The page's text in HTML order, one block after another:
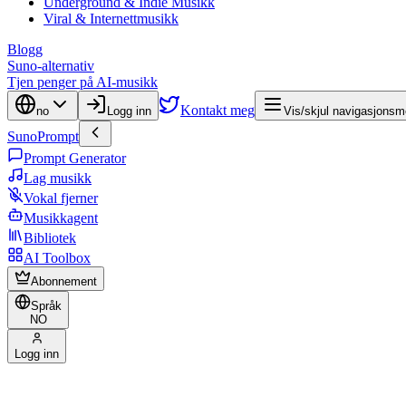
Viral & Internettmusikk
Blogg
Suno-alternativ
Tjen penger på AI-musikk
no Logg inn Kontakt meg Vis/skjul
SunoPrompt
Prompt Generator
Lag musikk
Vokal fjerner
Musikkagent
Bibliotek
AI Toolbox
Abonnement
Språk
NO
Logg inn